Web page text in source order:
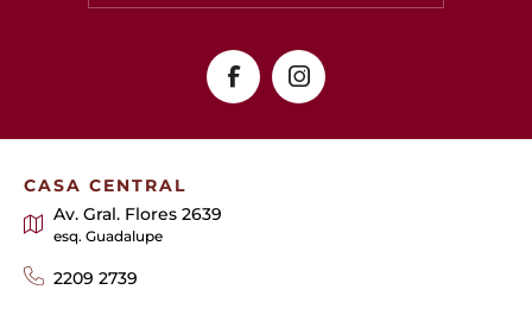
CASA CENTRAL
Av. Gral. Flores 2639
esq. Guadalupe
2209 2739